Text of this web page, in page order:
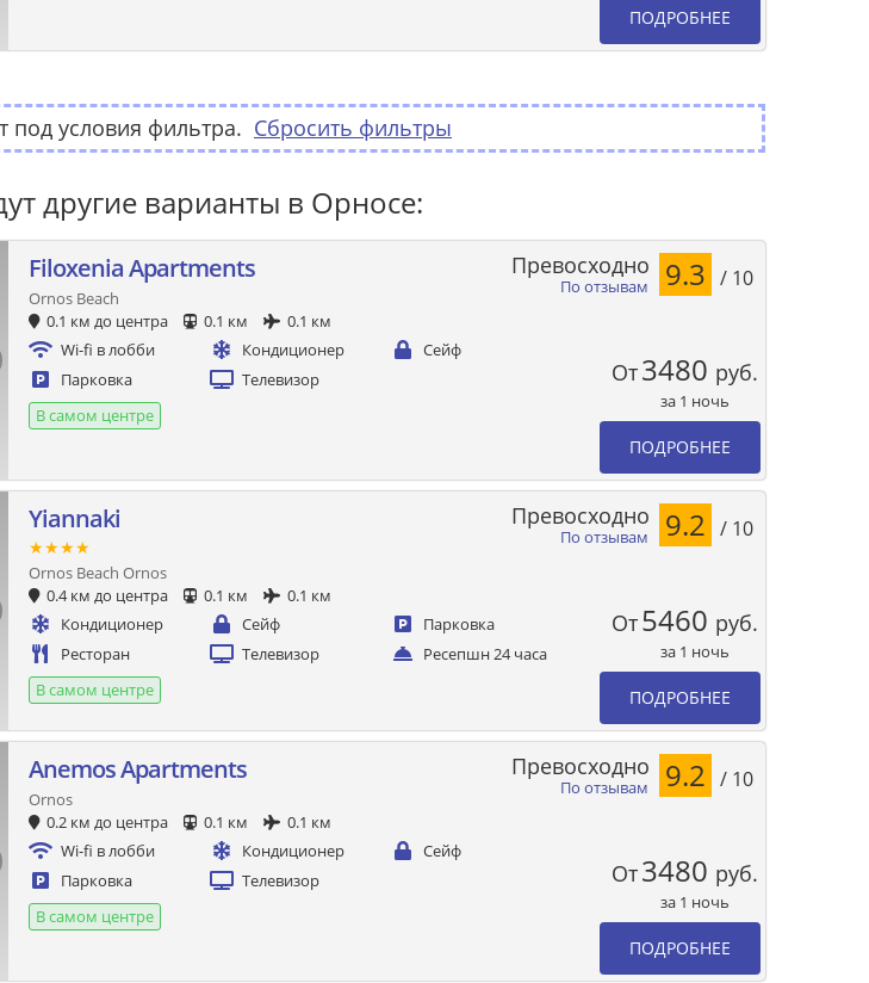
ПОДРОБНЕЕ
под условия фильтра. Сбросить фильтры
другие варианты в Орносе:
Filoxenia Apartments
Ornos Beach
0.1 км до центра
0.1 км
0.1 км
Wi-fi в лобби
Кондиционер
Сейф
Парковка
Телевизор
В самом центре
По отзывам
Превосходно 9.3 / 10
От3480 руб.
за 1 ночь
ПОДРОБНЕЕ
Yiannaki
★★★★
Ornos Beach Ornos
0.4 км до центра
0.1 км
0.1 км
Кондиционер
Сейф
Парковка
Ресторан
Телевизор
Ресепшн 24 часа
В самом центре
По отзывам
Превосходно 9.2 / 10
От5460 руб.
за 1 ночь
ПОДРОБНЕЕ
Anemos Apartments
Ornos
0.2 км до центра
0.1 км
0.1 км
Wi-fi в лобби
Кондиционер
Сейф
Парковка
Телевизор
В самом центре
По отзывам
Превосходно 9.2 / 10
От3480 руб.
за 1 ночь
ПОДРОБНЕЕ